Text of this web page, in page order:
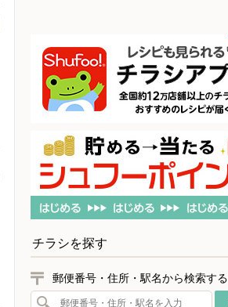
チラシを探す
郵便番号・住所・駅名から検索する